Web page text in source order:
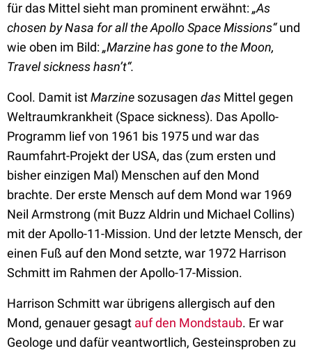
für das Mittel sieht man prominent erwähnt:„As
chosen by Nasa for all the Apollo Space Missions“und
wie oben im Bild:„Marzine has gone to the Moon,
Travel sickness hasn’t“.
Cool. Damit istMarzine sozusagen das Mittel gegen
Weltraumkrankheit (Space sickness). Das Apollo-
Programm lief von 1961 bis 1975 und war das
Raumfahrt-Projekt der USA, das (zum ersten und
bisher einzigen Mal) Menschen auf den Mond
brachte. Der erste Mensch auf dem Mond war 1969
Neil Armstrong (mit Buzz Aldrin und Michael Collins)
mit der Apollo-11-Mission. Und der letzte Mensch, der
einen Fuß auf den Mond setzte, war 1972 Harrison
Schmitt im Rahmen der Apollo-17-Mission.
Harrison Schmitt war übrigens allergisch auf den
Mond, genauer gesagt auf den Mondstaub. Er war
Geologe und dafür veantwortlich, Gesteinsproben zu